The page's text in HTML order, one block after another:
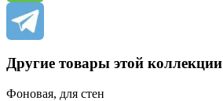
Другие товары этой коллекции
Фоновая, для стен